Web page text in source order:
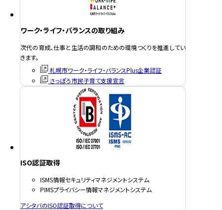
ワーク・ライフ・バランスの取り組み
次代の育成、仕事と生活の調和のための環境つくりを推進してい
きます。
札幌市ワーク・ライフ・バランスPlus企業認証
さっぽろ市民子育て支援宣言
ISO認証取得
ISMS情報セキュリティマネジメントシステム
PIMSプライバシー情報マネジメントシステム
アシタバのISO認証取得について